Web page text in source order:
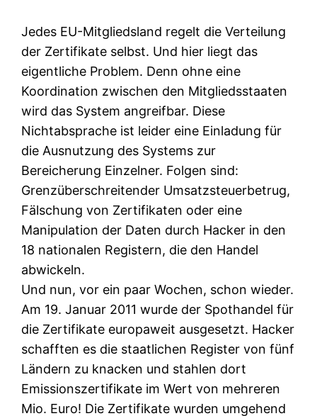
Jedes EU-Mitgliedsland regelt die Verteilung
der Zertifikate selbst. Und hier liegt das
eigentliche Problem. Denn ohne eine
Koordination zwischen den Mitgliedsstaaten
wird das System angreifbar. Diese
Nichtabsprache ist leider eine Einladung für
die Ausnutzung des Systems zur
Bereicherung Einzelner. Folgen sind:
Grenzüberschreitender Umsatzsteuerbetrug,
Fälschung von Zertifikaten oder eine
Manipulation der Daten durch Hacker in den
18 nationalen Registern, die den Handel
abwickeln.
Und nun, vor ein paar Wochen, schon wieder.
Am 19. Januar 2011 wurde der Spothandel für
die Zertifikate europaweit ausgesetzt. Hacker
schafften es die staatlichen Register von fünf
Ländern zu knacken und stahlen dort
Emissionszertifikate im Wert von mehreren
Mio. Euro! Die Zertifikate wurden umgehend